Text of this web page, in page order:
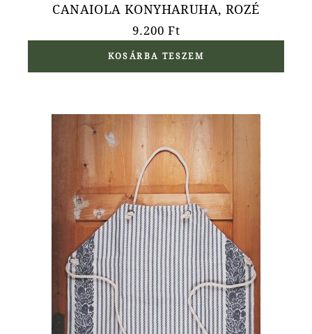
CANAIOLA KONYHARUHA, ROZÉ
9.200Ft
KOSÁRBA TESZEM